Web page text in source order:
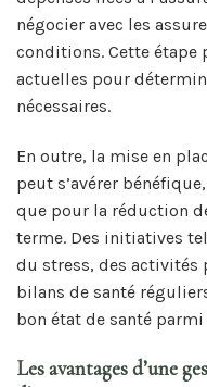
négocier avec les
conditions. Cette étape
actuelles pour
nécessaires.
En outre, la mise en
peut s’avérer
que pour la réduction
terme. Des initiatives
du stress, des activités
bilans de santé
bon état de santé
Les avantages d’une